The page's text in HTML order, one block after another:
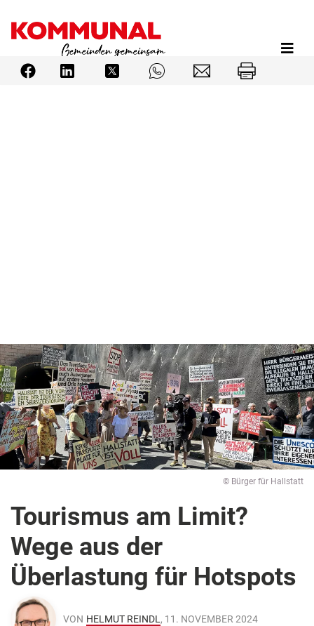
Inhalt
© Bürger für Hallstatt
Tourismus am Limit?
Wege aus der
Überlastung für Hotspots
VON HELMUT REINDL , 11. NOVEMBER 2024